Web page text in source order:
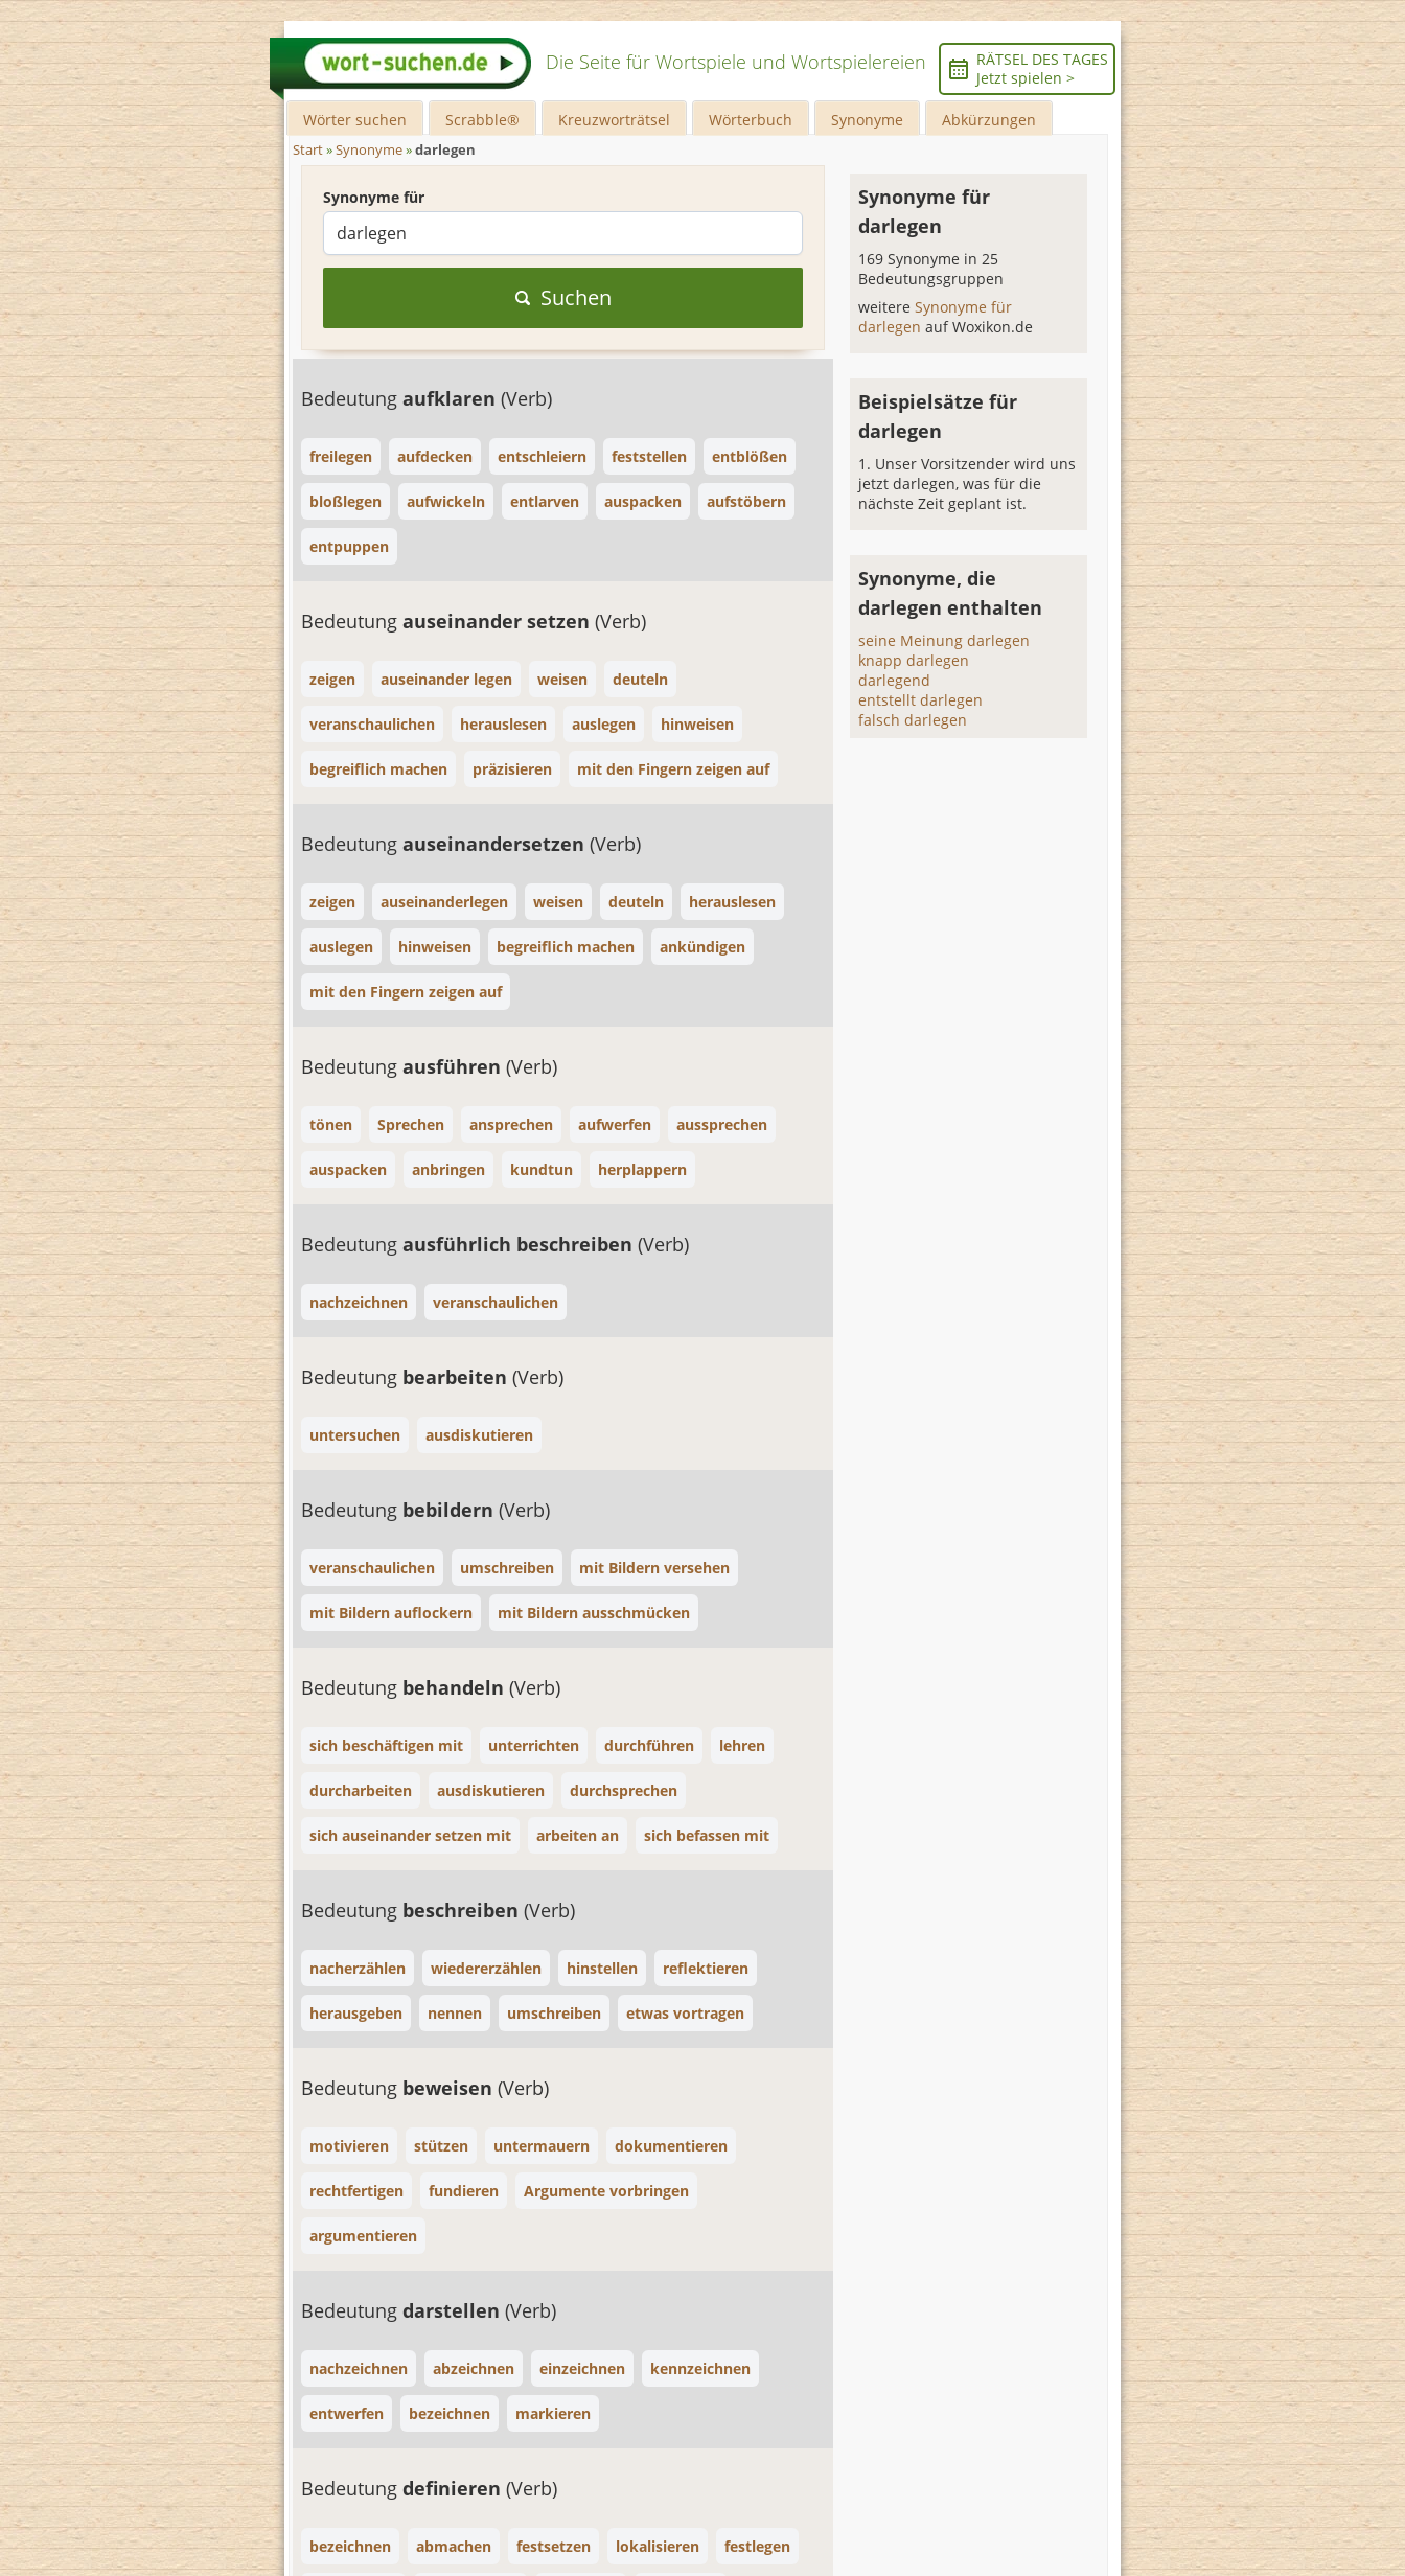
Die Seite für Wortspiele und Wortspielereien
RÄTSEL DES TAGES
Jetzt spielen >
Wörter suchen Scrabble® Kreuzworträtsel Wörterbuch Synonyme Abkürzungen
Start»Synonyme»darlegen
Synonyme für
Suchen
Bedeutung aufklaren (Verb)
freilegen aufdecken entschleiern feststellen entblößen
bloßlegen aufwickeln entlarven auspacken aufstöbern
entpuppen
Bedeutung auseinander setzen (Verb)
zeigen auseinander legen weisen deuteln
veranschaulichen herauslesen auslegen hinweisen
begreiflich machen präzisieren mit den Fingern zeigen auf
Bedeutung auseinandersetzen (Verb)
zeigen auseinanderlegen weisen deuteln herauslesen
auslegen hinweisen begreiflich machen ankündigen
mit den Fingern zeigen auf
Bedeutung ausführen (Verb)
tönen Sprechen ansprechen aufwerfen aussprechen
auspacken anbringen kundtun herplappern
Bedeutung ausführlich beschreiben (Verb)
nachzeichnen veranschaulichen
Bedeutung bearbeiten (Verb)
untersuchen ausdiskutieren
Bedeutung bebildern (Verb)
veranschaulichen umschreiben mit Bildern versehen
mit Bildern auflockern mit Bildern ausschmücken
Bedeutung behandeln (Verb)
sich beschäftigen mit unterrichten durchführen lehren
durcharbeiten ausdiskutieren durchsprechen
sich auseinander setzen mit arbeiten an sich befassen mit
Bedeutung beschreiben (Verb)
nacherzählen wiedererzählen hinstellen reflektieren
herausgeben nennen umschreiben etwas vortragen
Bedeutung beweisen (Verb)
motivieren stützen untermauern dokumentieren
rechtfertigen fundieren Argumente vorbringen
argumentieren
Bedeutung darstellen (Verb)
nachzeichnen abzeichnen einzeichnen kennzeichnen
entwerfen bezeichnen markieren
Bedeutung definieren (Verb)
bezeichnen abmachen festsetzen lokalisieren festlegen
Synonyme für
darlegen
169 Synonyme in 25
Bedeutungsgruppen
weitereSynonyme für
darlegenauf Woxikon.de
Beispielsätze für
darlegen
Unser Vorsitzender wird uns
jetzt darlegen, was für die
nächste Zeit geplant ist.
Synonyme, die
darlegen enthalten
seine Meinung darlegen
knapp darlegen
darlegend
entstellt darlegen
falsch darlegen